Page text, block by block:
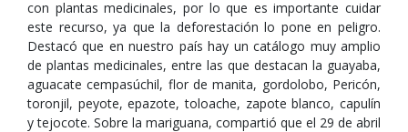
con plantas medicinales, por lo que es importante cuidar
este recurso, ya que la deforestación lo pone en peligro.
Destacó que en nuestro país hay un catálogo muy amplio
de plantas medicinales, entre las que destacan la guayaba,
aguacate cempasúchil, flor de manita, gordolobo, Pericón,
toronjil, peyote, epazote, toloache, zapote blanco, capulín
y tejocote. Sobre la mariguana, compartió que el 29 de abril